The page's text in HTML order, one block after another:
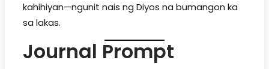
kahihiyan—ngunit nais ng Diyos na bumangon ka
sa lakas.
Journal Prompt